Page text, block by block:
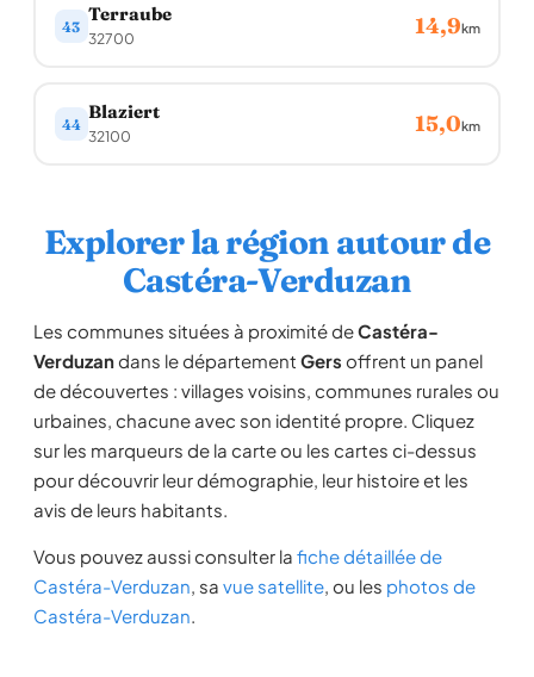
43
Terraube
32700 14,9km
44
Blaziert
32100 15,0km
Explorer la région autour de
Castéra-Verduzan
Les communes situées à proximité deCastéra-
Verduzandans le département Gers offrent un panel
de découvertes : villages voisins, communes rurales ou
urbaines, chacune avec son identité propre. Cliquez
sur les marqueurs de la carte ou les cartes ci-dessus
pour découvrir leur démographie, leur histoire et les
avis de leurs habitants.
Vous pouvez aussi consulter la fiche détaillée de
Castéra-Verduzan, sa vue satellite, ou les photos de
Castéra-Verduzan.